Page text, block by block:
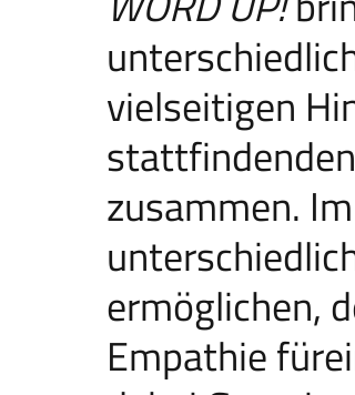
vielseitigen
zusammen.
ermöglichen,
Empathie